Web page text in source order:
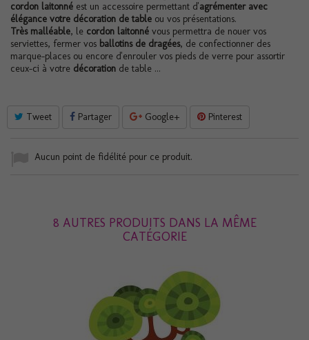
cordon laitonné est un accessoire permettant d'agrémenter avec
élégance votre décoration de table ou vos présentations.
Très malléable, le cordon laitonné vous permettra de nouer vos
serviettes, fermer vos ballotins de dragées, de confectionner des
marque-places ou encore d'enrouler vos pieds de verre pour assortir
ceux-ci à votre décoration de table ...
Tweet Partager Google+ Pinterest
Aucun point de fidélité pour ce produit.
8 AUTRES PRODUITS DANS LA MÊME
CATÉGORIE